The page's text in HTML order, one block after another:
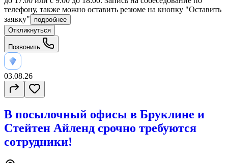
телефону, также можно оставить резюме на кнопку "Оставить
заявку"
подробнее
Откликнуться
Позвонить
03.08.26
В посылочный офисы в Бруклине и
Стейтен Айленд срочно требуются
сотрудники!